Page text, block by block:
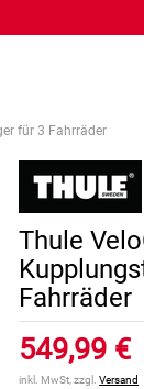
für 3 Fahrräder
Thule
Fahrräder
549,99 €
inkl. MwSt, zzgl.Versand